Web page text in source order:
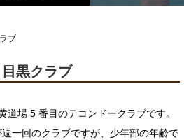
ブ
黒クラブ
場 5 番目のテコンドークラブです。
一回のクラブですが、少年部の年齢で